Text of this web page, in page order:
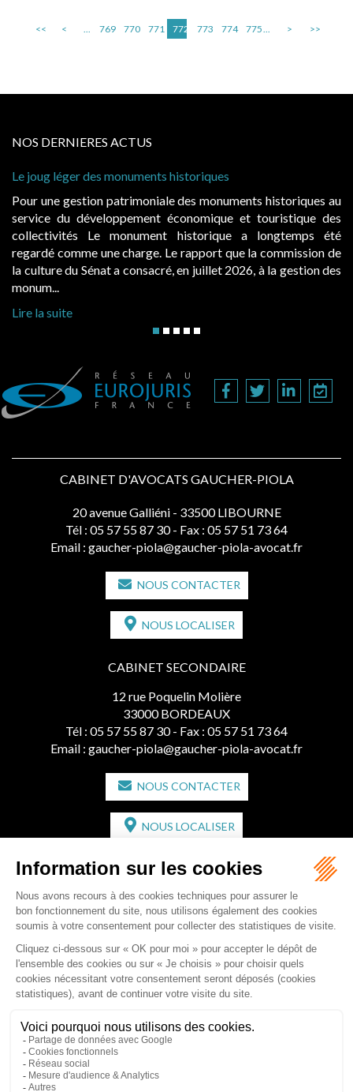
<< < ... 769 770 771 772 773 774 775... > >>
NOS DERNIERES ACTUS
au
des
été
de
des
Cabines de plage : le juge admet des redevances
Evocatrices des bains de mer, les cabanes de
également un beau sujet domanial. Installées sur le
public, elles donnent lieu au paiement d’une
d’occupation. Saisies par des occupants contestant
Lire la suite
CABINET D'AVOCATS GAUCHER-PIOLA
20 avenue Galliéni - 33500 LIBOURNE
Tél : 05 57 55 87 30 - Fax : 05 57 51 73 64
Email : gaucher-piola@gaucher-piola-avocat.fr
NOUS CONTACTER
NOUS LOCALISER
CABINET SECONDAIRE
12 rue Poquelin Molière
33000 BORDEAUX
Tél : 05 57 55 87 30 - Fax : 05 57 51 73 64
Email : gaucher-piola@gaucher-piola-avocat.fr
NOUS CONTACTER
NOUS LOCALISER
CABINET SECONDAIRE
2 bis Avenue de l'Europe
33350 ST MAGNE-DE-CASTILLON
Tél :05 57 55 87 30 - Fax : 05 57 51 73 64
Email :gaucher-piola@gaucher-piola-avocat.fr
NOUS CONTACTER
NOUS LOCALISER